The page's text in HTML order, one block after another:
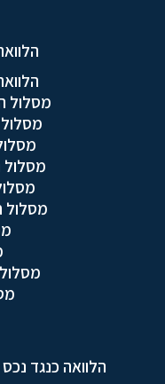
מסלול
מסלול
מסלול
הלוואה כנגד